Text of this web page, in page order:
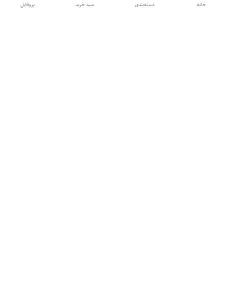
پروفایل سبد خرید دسته‌بندی خانه